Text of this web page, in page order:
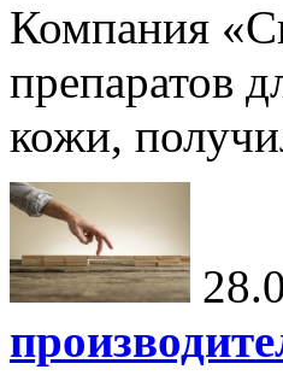
Компания
препаратов
кожи,